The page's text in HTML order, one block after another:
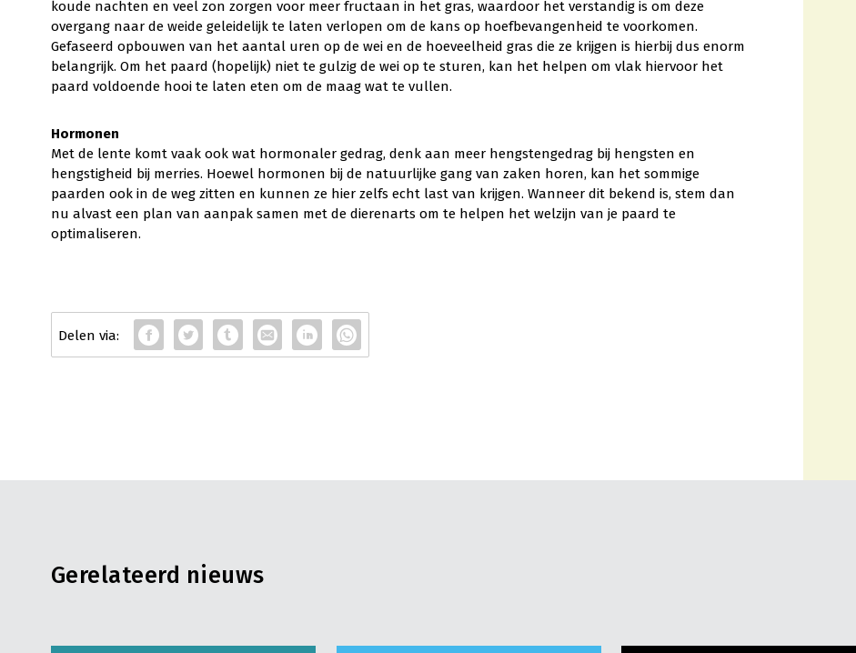
koude nachten en veel zon zorgen voor meer fructaan in het gras, waardoor het verstandig is om deze
overgang naar de weide geleidelijk te laten verlopen om de kans op hoefbevangenheid te voorkomen.
Gefaseerd opbouwen van het aantal uren op de wei en de hoeveelheid gras die ze krijgen is hierbij dus enorm
belangrijk. Om het paard (hopelijk) niet te gulzig de wei op te sturen, kan het helpen om vlak hiervoor het
paard voldoende hooi te laten eten om de maag wat te vullen.
Hormonen
Met de lente komt vaak ook wat hormonaler gedrag, denk aan meer hengstengedrag bij hengsten en
hengstigheid bij merries. Hoewel hormonen bij de natuurlijke gang van zaken horen, kan het sommige
paarden ook in de weg zitten en kunnen ze hier zelfs echt last van krijgen. Wanneer dit bekend is, stem dan
nu alvast een plan van aanpak samen met de dierenarts om te helpen het welzijn van je paard te
optimaliseren.
Gerelateerd nieuws